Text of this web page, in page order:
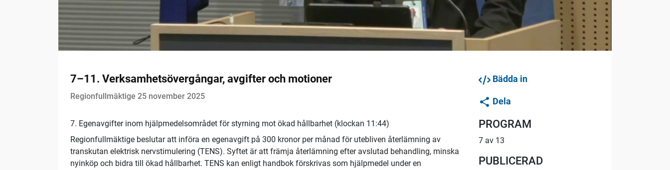
7–11. Verksamhetsövergångar, avgifter och motioner
Regionfullmäktige 25 november 2025
7. Egenavgifter inom hjälpmedelsområdet för styrning mot ökad hållbarhet (klockan 11:44)
Regionfullmäktige beslutar att införa en egenavgift på 300 kronor per månad för utebliven återlämning av
transkutan elektrisk nervstimulering (TENS). Syftet är att främja återlämning efter avslutad behandling, minska
nyinköp och bidra till ökad hållbarhet. TENS kan enligt handbok förskrivas som hjälpmedel under en
Bädda in
Dela
PROGRAM
7 av 13
PUBLICERAD